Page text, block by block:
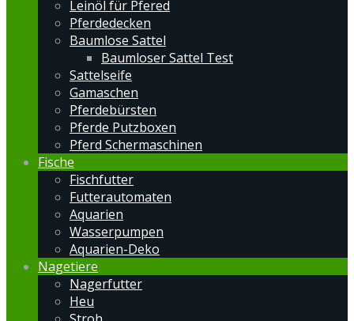
Leinöl für Pfered
Pferdedecken
Baumlose Sattel
Baumloser Sattel Test
Sattelseife
Gamaschen
Pferdebürsten
Pferde Putzboxen
Pferd Schermaschinen
Fische
Fischfutter
Futterautomaten
Aquarien
Wasserpumpen
Aquarien-Deko
Nagetiere
Nagerfutter
Heu